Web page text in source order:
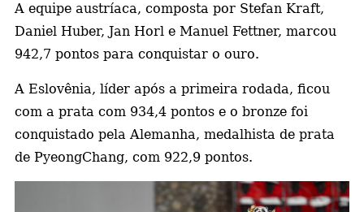
A equipe austríaca, composta por Stefan Kraft,
Daniel Huber, Jan Horl e Manuel Fettner, marcou
942,7 pontos para conquistar o ouro.
A Eslovênia, líder após a primeira rodada, ficou
com a prata com 934,4 pontos e o bronze foi
conquistado pela Alemanha, medalhista de prata
de PyeongChang, com 922,9 pontos.